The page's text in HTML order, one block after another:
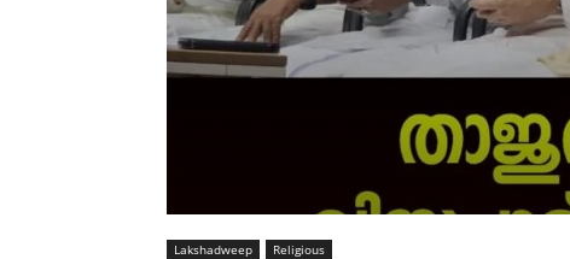
Lakshadweep Religious